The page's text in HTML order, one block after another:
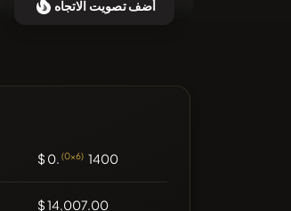
❌لا
أضف تصويت الاتجاه
$ 0. (0x6) 1400
$ 14,007.00